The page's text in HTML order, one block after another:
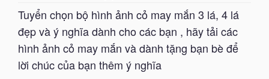
Tuyển chọn bộ hình ảnh cỏ may mắn 3 lá, 4 lá
đẹp và ý nghĩa dành cho các bạn , hãy tải các
hình ảnh cỏ may mắn và dành tặng bạn bè để
lời chúc của bạn thêm ý nghĩa